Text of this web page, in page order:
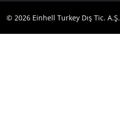
Uyumluluk
YouТube
© 2026 Einhell Turkey Dış Tic. A.Ş.